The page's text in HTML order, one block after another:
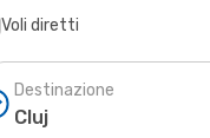
Voli diretti
Destinazione